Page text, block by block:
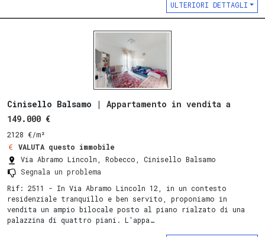
ULTERIORI DETTAGLI
Cinisello Balsamo | Appartamento in vendita a
149.000 €
2128 €/m²
VALUTA questo immobile
Via Abramo Lincoln, Robecco, Cinisello Balsamo
Segnala un problema
Rif: 2511 - In Via Abramo Lincoln 12, in un contesto
residenziale tranquillo e ben servito, proponiamo in
vendita un ampio bilocale posto al piano rialzato di una
palazzina di quattro piani. L'appa…